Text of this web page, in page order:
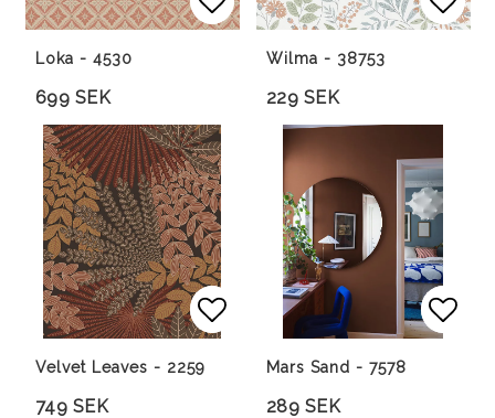
Lägg till i favoritlistan
Lägg till i favoritlistan
Loka - 4530
699 SEK
Wilma - 38753
229 SEK
Lägg till i favoritlistan
Lägg till i favoritlistan
Velvet Leaves - 2259
749 SEK
Mars Sand - 7578
289 SEK